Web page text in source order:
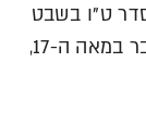
ט"ו בשבט
ולאכול מפרות הארץ כבר במאה ה-17,